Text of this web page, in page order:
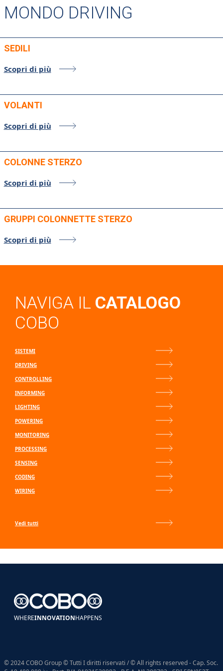
MONDO DRIVING
SEDILI
Scopri di più
VOLANTI
Scopri di più
COLONNE STERZO
Scopri di più
GRUPPI COLONNETTE STERZO
Scopri di più
NAVIGA IL CATALOGO
COBO
SISTEMI
DRIVING
CONTROLLING
INFORMING
LIGHTING
POWERING
MONITORING
PROCESSING
SENSING
CODING
WIRING
Vedi tutti
WHEREINNOVATIONHAPPENS
© 2024 COBO Group © Tutti I diritti riservati / © All rights reserved - Cap. Soc.